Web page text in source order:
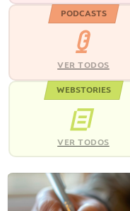
PODCASTS
VER TODOS
WEBSTORIES
VER TODOS